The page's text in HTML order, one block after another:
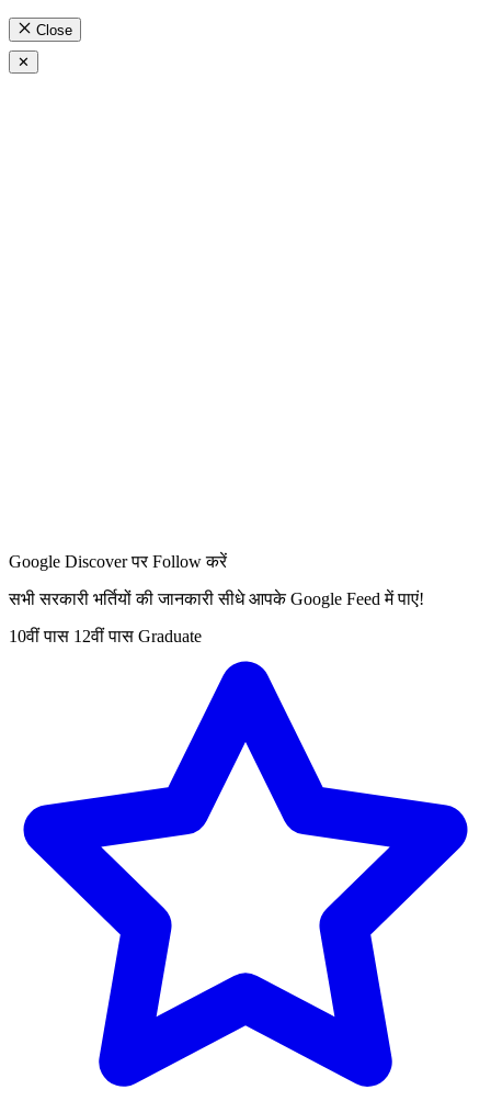
Close
✕
Google Discover पर Follow करें
सभी सरकारी भर्तियों की जानकारी सीधे आपके Google Feed में पाएं!
10वीं पास 12वीं पास Graduate